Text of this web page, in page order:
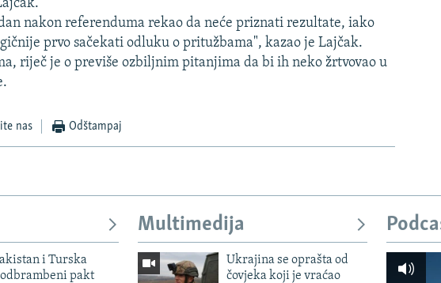
nakon referenduma rekao da neće priznati rezultate, iako
prvo sačekati odluku o pritužbama", kazao je Lajčak.
riječ je o previše ozbiljnim pitanjima da bi ih neko žrtvovao u
nas Odštampaj
i Turska
pakt
Multimedija
Ukrajina se oprašta od
čovjeka koji je vraćao